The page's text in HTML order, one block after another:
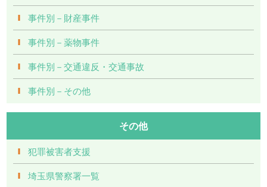
事件別－財産事件
事件別－薬物事件
事件別－交通違反・交通事故
事件別－その他
その他
犯罪被害者支援
埼玉県警察署一覧